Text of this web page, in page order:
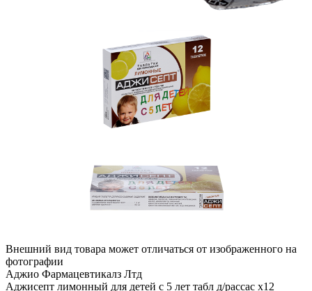
Внешний вид товара может отличаться от изображенного на
фотографии
Аджио Фармацевтикалз Лтд
Аджисепт лимонный для детей с 5 лет табл д/рассас x12